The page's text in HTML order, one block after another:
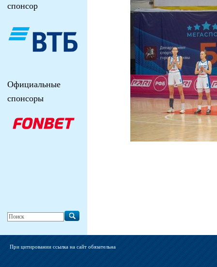
спонсор
Официальные
спонсоры
При цитировании ссылка на сайт обязательна